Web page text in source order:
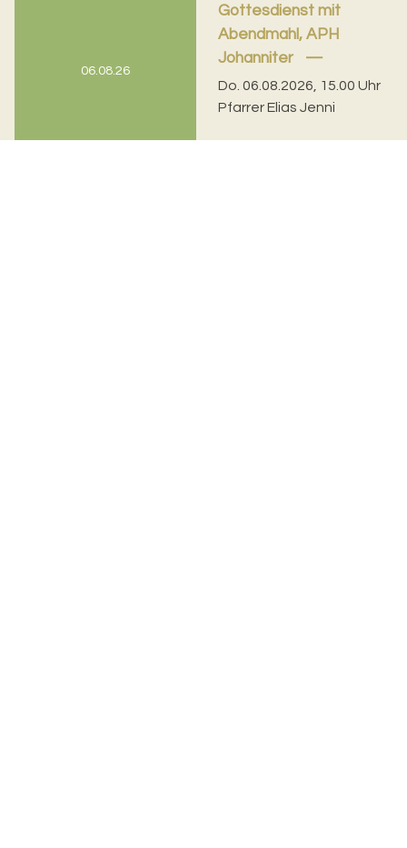
06.08.26
Gottesdienst mit
Abendmahl, APH
Johanniter
Do. 06.08.2026, 15.00 Uhr
Pfarrer Elias Jenni